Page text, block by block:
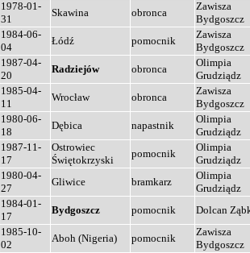
1978-01-
31
Skawina obronca
Zawisza
Bydgoszcz
1984-06-
04
Łódź pomocnik
Zawisza
Bydgoszcz
1987-04-
20
Radziejów obronca
Olimpia
Grudziądz
1985-04-
11
Wrocław obronca
Zawisza
Bydgoszcz
1980-06-
18
Dębica napastnik
Olimpia
Grudziądz
1987-11-
17
Ostrowiec
Świętokrzyski
pomocnik
Olimpia
Grudziądz
1980-04-
27
Gliwice bramkarz
Olimpia
Grudziądz
1984-01-
17
Bydgoszcz pomocnik Dolcan
1985-10-
02
Aboh (Nigeria) pomocnik
Zawisza
Bydgoszcz